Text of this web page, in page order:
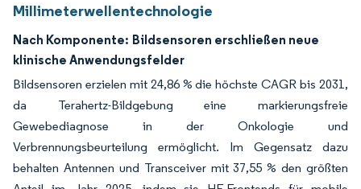
Millimeterwellentechnologie
Nach Komponente: Bildsensoren erschließen neue
klinische Anwendungsfelder
Bildsensoren erzielen mit 24,86 % die höchste CAGR bis 2031,
da Terahertz-Bildgebung eine markierungsfreie
Gewebediagnose in der Onkologie und
Verbrennungsbeurteilung ermöglicht. Im Gegensatz dazu
behalten Antennen und Transceiver mit 37,55 % den größten